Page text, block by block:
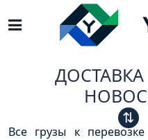
Услуги >
ДОСТАВКА В ЯКУТСК ИЗ
Все грузы к
⇅